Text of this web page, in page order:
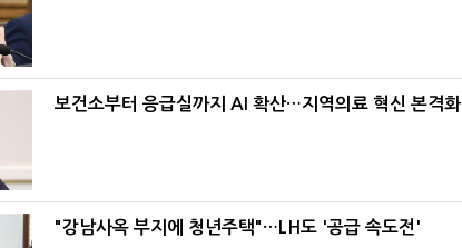
보건소부터 응급실까지 AI 확산…지역의료 혁신 본격화
"강남사옥 부지에 청년주택"…LH도 '공급 속도전'